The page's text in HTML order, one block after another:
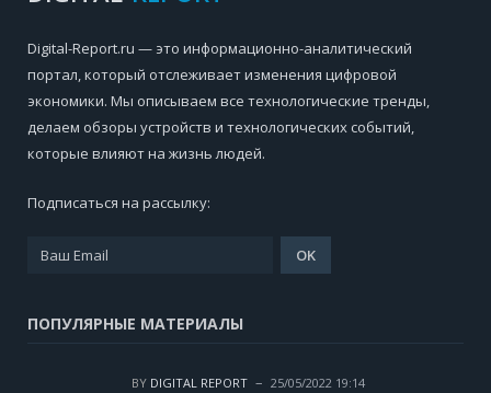
Digital-Report.ru — это информационно-аналитический
портал, который отслеживает изменения цифровой
экономики. Мы описываем все технологические тренды,
делаем обзоры устройств и технологических событий,
которые влияют на жизнь людей.
Подписаться на рассылку:
ПОПУЛЯРНЫЕ МАТЕРИАЛЫ
BY DIGITAL REPORT
25/05/2022 19:14